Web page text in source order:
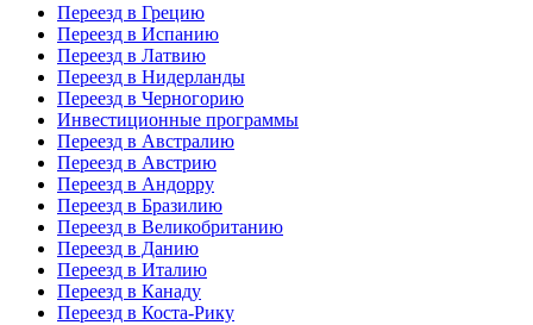
Переезд в Грецию
Переезд в Испанию
Переезд в Латвию
Переезд в Нидерланды
Переезд в Черногорию
Инвестиционные программы
Переезд в Австралию
Переезд в Австрию
Переезд в Андорру
Переезд в Бразилию
Переезд в Великобританию
Переезд в Данию
Переезд в Италию
Переезд в Канаду
Переезд в Коста-Рику